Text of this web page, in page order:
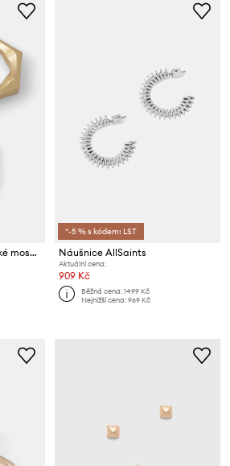
AllSaints náušnice dámské mosazné
*-5 % s kódem: LST
Náušnice AllSaints
Aktuální cena:
909 Kč
Běžná cena:1499 Kč
Nejnižší cena:969 Kč